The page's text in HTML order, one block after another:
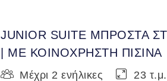
JUNIOR SUITE ΜΠΡΟΣΤΑ
| ΜΕ ΚΟΙΝΟΧΡΗΣΤΗ ΠΙΣΙΝΑ
Μέχρι 2 ενήλικες 23 τ.μ.